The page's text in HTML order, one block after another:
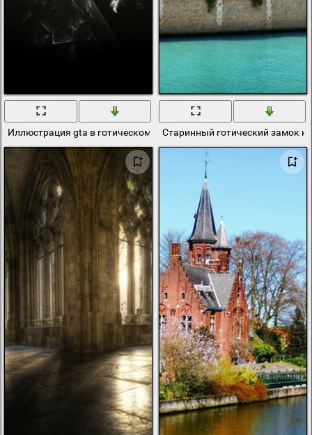
Иллюстрация gta в готическом стилеСтаринный готический замок